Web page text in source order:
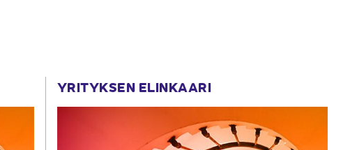
YRITYKSEN ELINKAARI